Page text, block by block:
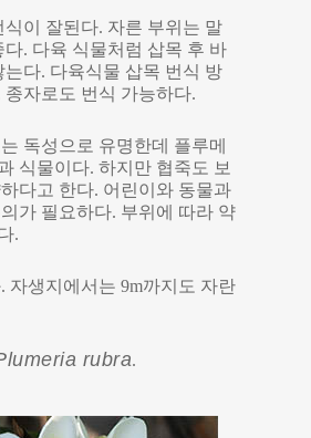
식이 잘된다. 자른 부위는 말
다. 다육 식물처럼 삽목 후 바
는다. 다육식물 삽목 번식 방
종자로도 번식 가능하다.
독성으로 유명한데 플루메
식물이다. 하지만 협죽도 보
다고 한다. 어린이와 동물과
가 필요하다. 부위에 따라 약
.
자생지에서는 9m까지도 자란
rubra.